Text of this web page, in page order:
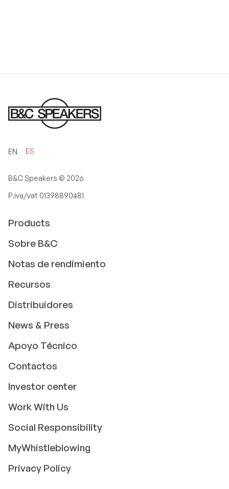
EN ES
B&C Speakers © 2026
P.iva/vat 01398890481
Products
Sobre B&C
Notas de rendimiento
Recursos
Distribuidores
News & Press
Apoyo Técnico
Contactos
Investor center
Work With Us
Social Responsibility
MyWhistleblowing
Privacy Policy